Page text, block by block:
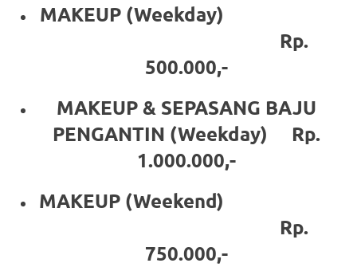
watches.
men's
https://www.drugswatches.com
MAKEUP (Weekday)
Rp.
500.000,-
MAKEUP & SEPASANG BAJU
PENGANTIN (Weekday) Rp.
1.000.000,-
MAKEUP (Weekend)
Rp.
750.000,-